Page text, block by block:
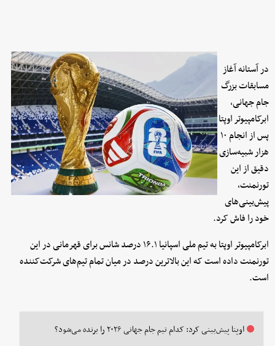
در آستانه آغاز
مسابقات بزرگ
جام جهانی،
ابرکامپیوتر اوپتا
پس از انجام ۱۰
هزار شبیه‌سازی
دقیق از این
تورنمنت،
پیش‌بینی‌های
خود را فاش کرد.
ابرکامپیوتر اوپتا به تیم ملی اسپانیا ۱۶.۱ درصد شانس برای قهرمانی در این
تورنمنت داده است که این بالاترین درصد در میان تمام تیم‌های شرکت‌کننده
است.
اوپتا پیش‌بینی کرد: کدام تیم جام جهانی ۲۰۲۶ را برنده می‌شود؟